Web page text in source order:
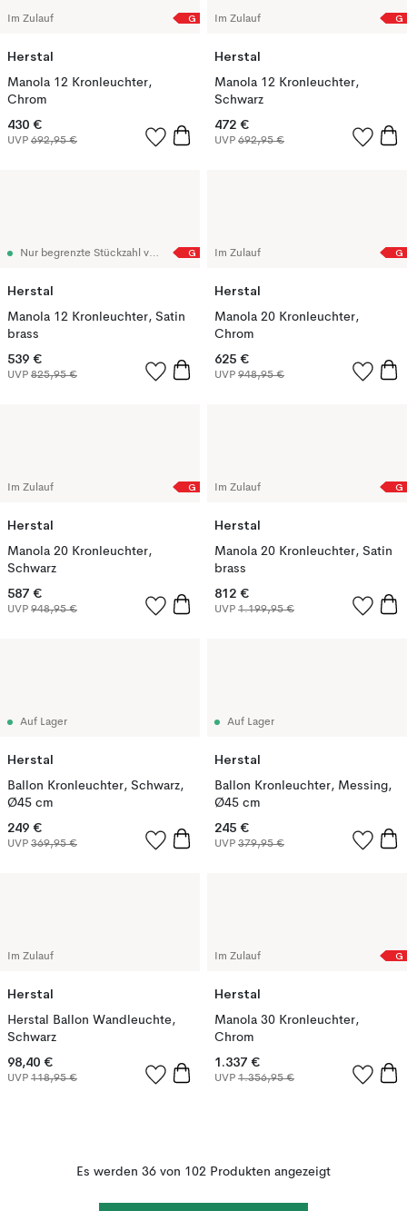
G
Im Zulauf
Herstal
Manola 12 Kronleuchter,
Chrom
430 €
UVP 692,95 €
G
Im Zulauf
Herstal
Manola 12 Kronleuchter,
Schwarz
472 €
UVP 692,95 €
G
Nur begrenzte Stückzahl vorrätig
Herstal
Manola 12 Kronleuchter, Satin
brass
539 €
UVP 825,95 €
G
Im Zulauf
Herstal
Manola 20 Kronleuchter,
Chrom
625 €
UVP 948,95 €
G
Im Zulauf
Herstal
Manola 20 Kronleuchter,
Schwarz
587 €
UVP 948,95 €
G
Im Zulauf
Herstal
Manola 20 Kronleuchter, Satin
brass
812 €
UVP 1.199,95 €
Auf Lager
Herstal
Ballon Kronleuchter, Schwarz,
Ø45 cm
249 €
UVP 369,95 €
Auf Lager
Herstal
Ballon Kronleuchter, Messing,
Ø45 cm
245 €
UVP 379,95 €
Im Zulauf
Herstal
Herstal Ballon Wandleuchte,
Schwarz
98,40 €
UVP 118,95 €
G
Im Zulauf
Herstal
Manola 30 Kronleuchter,
Chrom
1.337 €
UVP 1.356,95 €
Es werden 36 von 102 Produkten angezeigt